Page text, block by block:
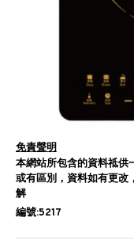
免責聲明
本網站所包含的資料祗供
或有區別，資料如有更改
解
編號:5217